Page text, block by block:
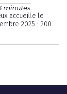
minutes
accueille le
2025 : 200